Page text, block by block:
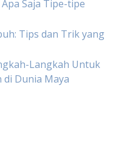
Saja Tipe-tipe
Tips dan Trik yang
Langkah Untuk
Dunia Maya